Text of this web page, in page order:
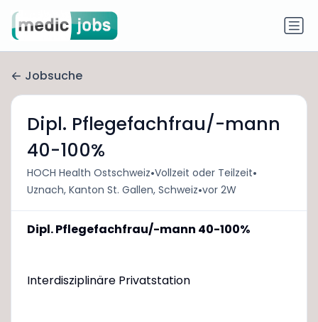
Jobsuche
Dipl. Pflegefachfrau/-mann
40-100%
HOCH Health Ostschweiz•Vollzeit oder Teilzeit•
Uznach, Kanton St. Gallen, Schweiz•vor 2W
Dipl. Pflegefachfrau/-mann 40-100%
Interdisziplinäre Privatstation